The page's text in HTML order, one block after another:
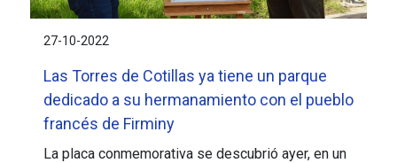
27-10-2022
Las Torres de Cotillas ya tiene un parque
dedicado a su hermanamiento con el pueblo
francés de Firminy
La placa conmemorativa se descubrió ayer, en un